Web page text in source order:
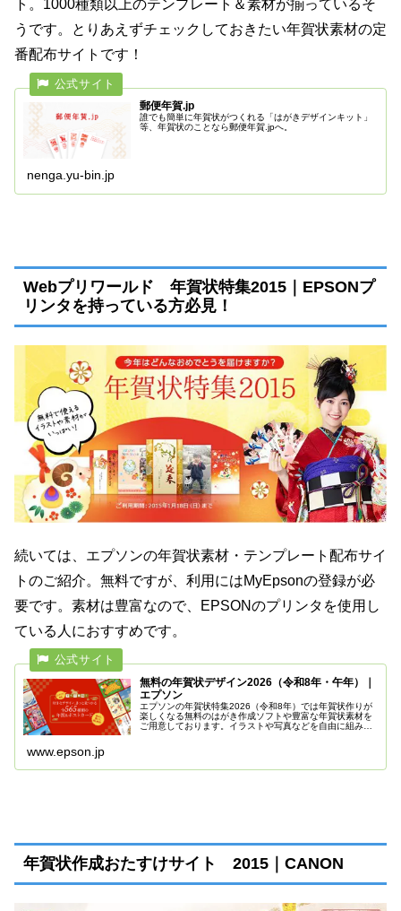
ト。1000種類以上のテンプレート＆素材が揃っているそ
うです。とりあえずチェックしておきたい年賀状素材の定
番配布サイトです！
郵便年賀.jp
誰でも簡単に年賀状がつくれる「はがきデザインキット」
等、年賀状のことなら郵便年賀.jpへ。
nenga.yu-bin.jp
Webプリワールド 年賀状特集2015｜EPSONプ
リンタを持っている方必見！
続いては、エプソンの年賀状素材・テンプレート配布サイ
トのご紹介。無料ですが、利用にはMyEpsonの登録が必
要です。素材は豊富なので、EPSONのプリンタを使用し
ている人におすすめです。
無料の年賀状デザイン2026（令和8年・午年）｜
エプソン
エプソンの年賀状特集2026（令和8年）では年賀状作りが
楽しくなる無料のはがき作成ソフトや豊富な年賀状素材を
ご用意しております。イラストや写真などを自由に組み合
www.epson.jp
年賀状作成おたすけサイト 2015｜CANON